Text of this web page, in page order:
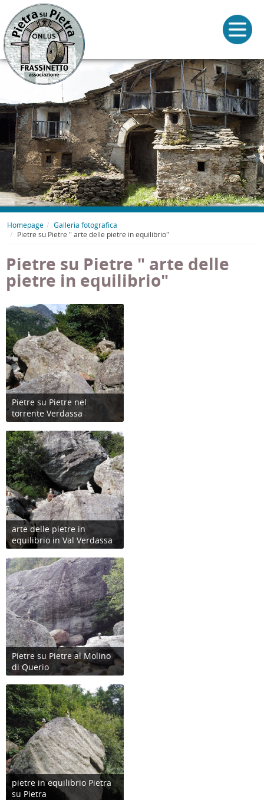
Homepage
Galleria fotografica
Pietre su Pietre " arte delle pietre in equilibrio"
Pietre su Pietre " arte delle
pietre in equilibrio"
Pietre su Pietre nel
torrente Verdassa
arte delle pietre in
equilibrio in Val Verdassa
Pietre su Pietre al Molino
di Querio
pietre in equilibrio Pietra
su Pietra